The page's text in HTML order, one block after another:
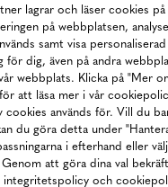
lagrar och läser cookies
på webbplatsen,
samt visa
för dig, även på andra
webbplats. Klicka på "Mer
att läsa mer i vår
cookies används för. Vill du
du göra detta under
i efterhand eller
att göra dina val
integritetspolicy och